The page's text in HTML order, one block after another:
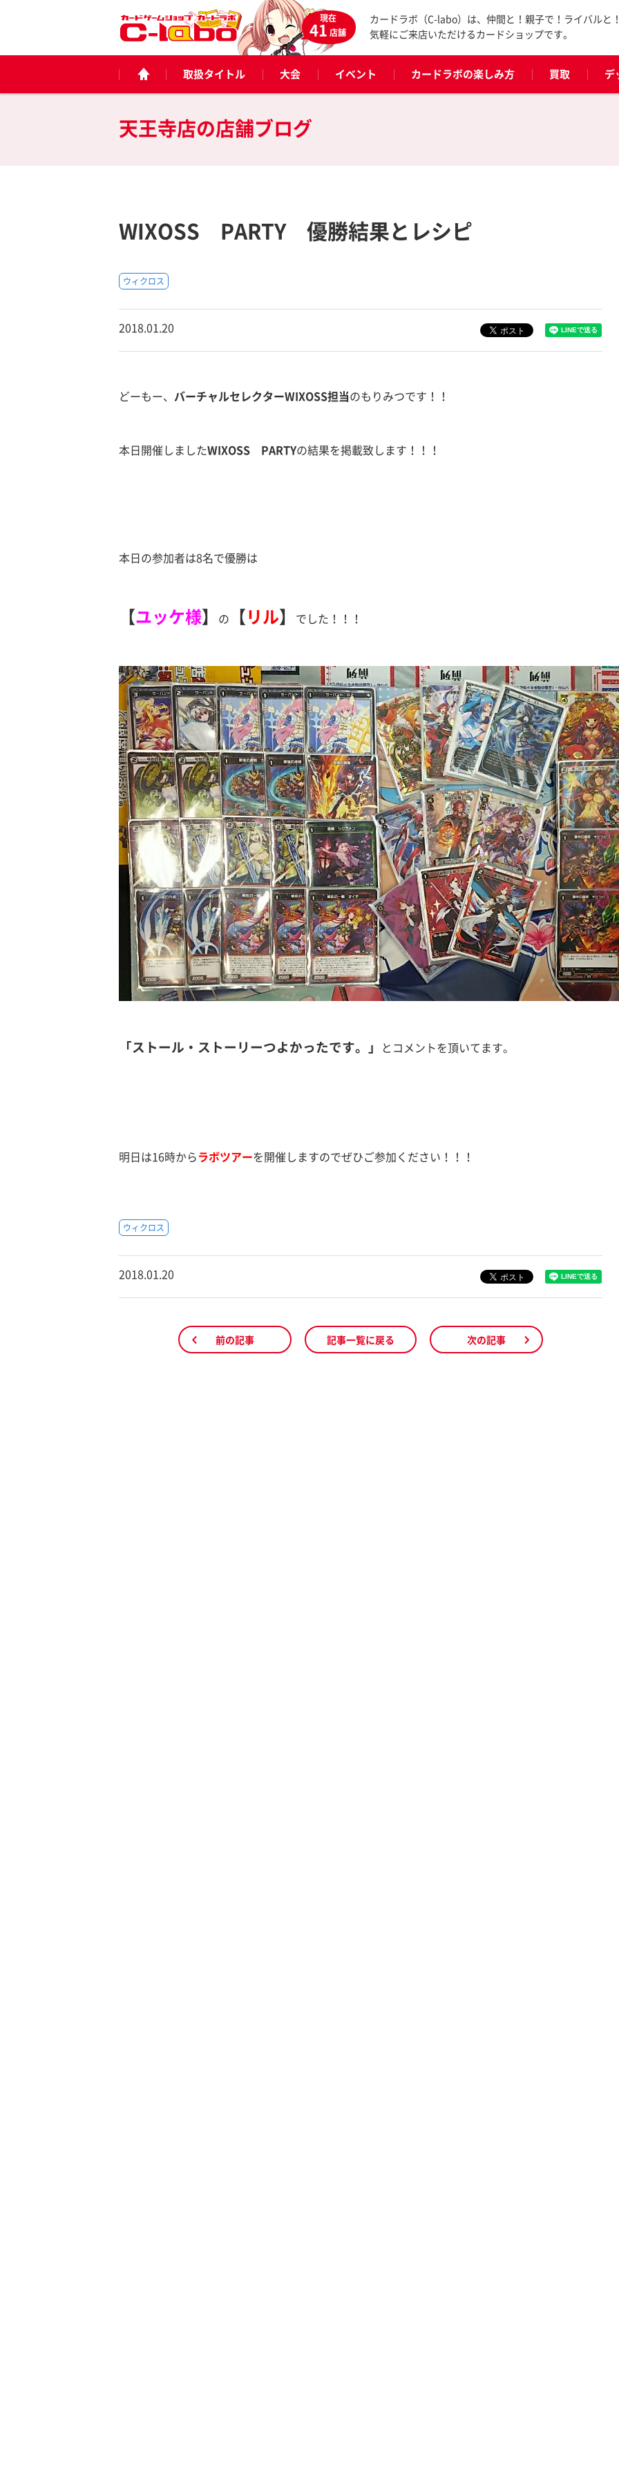
現在
41店舗
カードラボ（C-labo）は、仲間と！親子で！ライバルと
気軽にご来店いただけるカードショップです。
取扱タイトル 大会 イベント カードラボの楽しみ方 買取 デ
天王寺店の店舗ブログ
WIXOSS PARTY 優勝結果とレシピ
ウィクロス
2018.01.20
どーもー、 バーチャルセレクターWIXOSS担当のもりみつです！！
本日開催しましたWIXOSS PARTYの結果を掲載致します！！！
本日の参加者は8名で優勝は
【ユッケ様】 の 【リル】 でした！！！
「ストール・ストーリーつよかったです。」 とコメントを頂いてます。
明日は16時からラボツアーを開催しますのでぜひご参加ください！！！
ウィクロス
2018.01.20
前の記事 記事一覧に戻る 次の記事